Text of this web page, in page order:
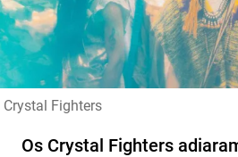
Crystal Fighters
Os Crystal Fighters